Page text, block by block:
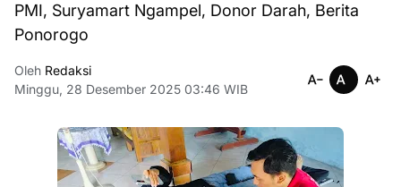
PMI, Suryamart Ngampel, Donor Darah, Berita
Ponorogo
Oleh Redaksi
Minggu, 28 Desember 2025 03:46 WIB